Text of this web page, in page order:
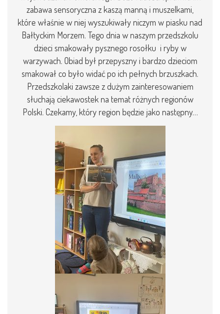
zabawa sensoryczna z kaszą manną i muszelkami,
które właśnie w niej wyszukiwały niczym w piasku nad
Bałtyckim Morzem. Tego dnia w naszym przedszkolu
dzieci smakowały pysznego rosołku i ryby w
warzywach. Obiad był przepyszny i bardzo dzieciom
smakował co było widać po ich pełnych brzuszkach.
Przedszkolaki zawsze z dużym zainteresowaniem
słuchają ciekawostek na temat różnych regionów
Polski. Czekamy, który region będzie jako następny…